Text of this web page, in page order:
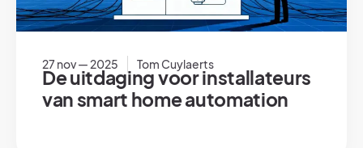
27 nov — 2025 Tom Cuylaerts
De uitdaging voor installateurs
van smart home automation